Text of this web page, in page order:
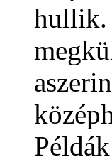
hullik.